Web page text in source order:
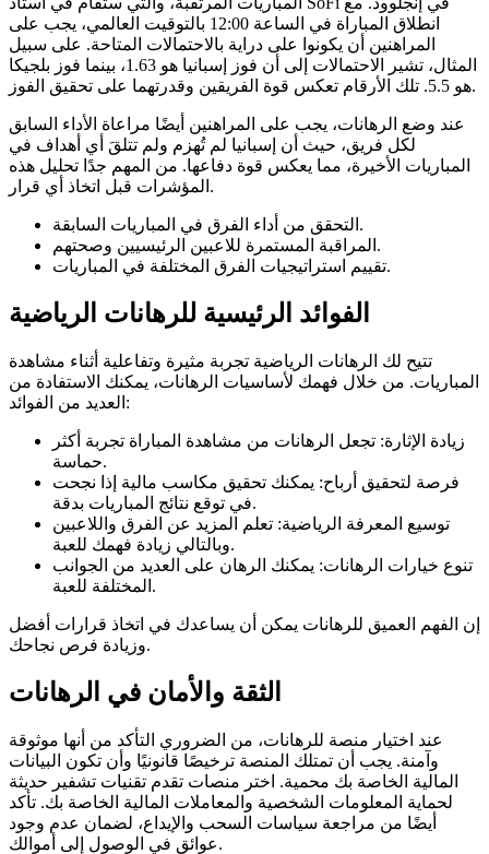
انطلاق المباراة في الساعة 12:00 بالتوقيت العالمي، يجب على
المراهنين أن يكونوا على دراية بالاحتمالات المتاحة. على سبيل
المثال، تشير الاحتمالات إلى أن فوز إسبانيا هو 1.63، بينما فوز بلجيكا
هو 5.5. تلك الأرقام تعكس قوة الفريقين وقدرتهما على تحقيق الفوز.
عند وضع الرهانات، يجب على المراهنين أيضًا مراعاة الأداء السابق
لكل فريق، حيث أن إسبانيا لم تُهزم ولم تتلقَ أي أهداف في
المباريات الأخيرة، مما يعكس قوة دفاعها. من المهم جدًا تحليل هذه
المؤشرات قبل اتخاذ أي قرار.
التحقق من أداء الفرق في المباريات السابقة.
المراقبة المستمرة للاعبين الرئيسيين وصحتهم.
تقييم استراتيجيات الفرق المختلفة في المباريات.
الفوائد الرئيسية للرهانات الرياضية
تتيح لك الرهانات الرياضية تجربة مثيرة وتفاعلية أثناء مشاهدة
المباريات. من خلال فهمك لأساسيات الرهانات، يمكنك الاستفادة من
العديد من الفوائد:
زيادة الإثارة: تجعل الرهانات من مشاهدة المباراة تجربة أكثر
حماسة.
فرصة لتحقيق أرباح: يمكنك تحقيق مكاسب مالية إذا نجحت
في توقع نتائج المباريات بدقة.
توسيع المعرفة الرياضية: تعلم المزيد عن الفرق واللاعبين
وبالتالي زيادة فهمك للعبة.
تنوع خيارات الرهانات: يمكنك الرهان على العديد من الجوانب
المختلفة للعبة.
إن الفهم العميق للرهانات يمكن أن يساعدك في اتخاذ قرارات أفضل
وزيادة فرص نجاحك.
الثقة والأمان في الرهانات
عند اختيار منصة للرهانات، من الضروري التأكد من أنها موثوقة
وآمنة. يجب أن تمتلك المنصة ترخيصًا قانونيًا وأن تكون البيانات
المالية الخاصة بك محمية. اختر منصات تقدم تقنيات تشفير حديثة
لحماية المعلومات الشخصية والمعاملات المالية الخاصة بك. تأكد
أيضًا من مراجعة سياسات السحب والإيداع، لضمان عدم وجود
عوائق في الوصول إلى أموالك.